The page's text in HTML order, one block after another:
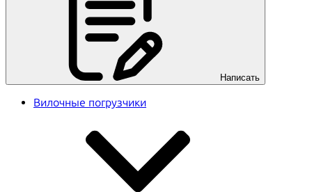
Написать
Вилочные погрузчики